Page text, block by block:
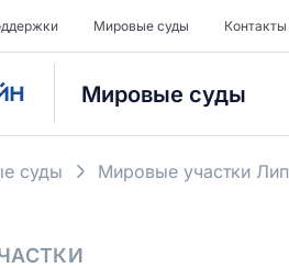
Мировые суды Контакты
Мировые суды
суды Мировые участки